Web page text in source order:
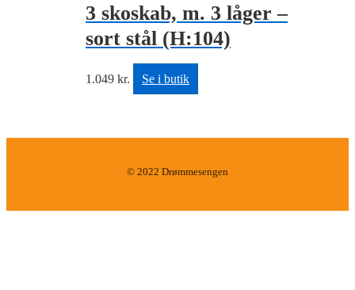
3 skoskab, m. 3 låger –
sort stål (H:104)
1.049 kr. Se i butik
© 2022 Drømmesengen